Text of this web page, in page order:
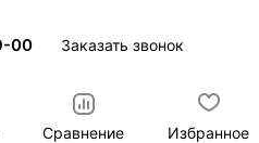
00 Заказать звонок
Сравнение Избранное